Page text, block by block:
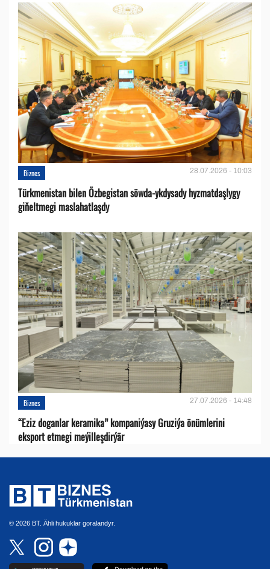
Biznes 28.07.2026 - 10:03
Türkmenistan bilen Özbegistan söwda-ykdysady hyzmatdaşlygy
giňeltmegi maslahatlaşdy
Biznes 27.07.2026 - 14:48
“Eziz doganlar keramika” kompaniýasy Gruziýa önümlerini
eksport etmegi meýilleşdirýär
© 2026 BT. Ähli hukuklar goralandyr.